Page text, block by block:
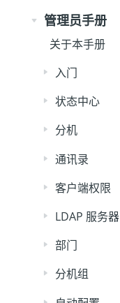
管理员手册
关于本手册
入门
状态中心
分机
通讯录
客户端权限
LDAP 服务器
部门
分机组